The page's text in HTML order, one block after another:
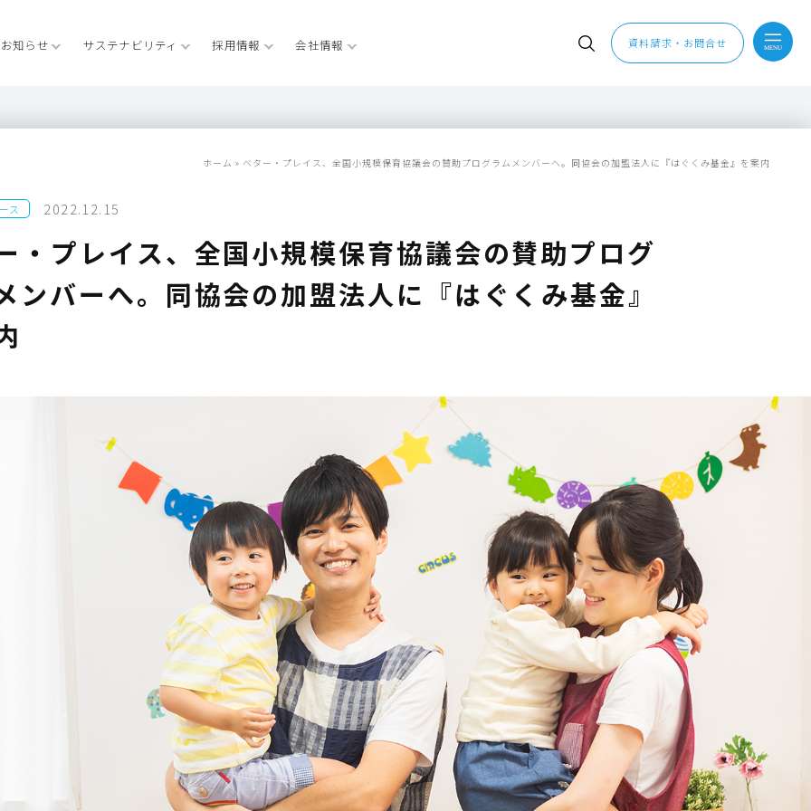
お知らせ サステナビリティ 採用情報 会社情報 資料請求・お問合せ
ホーム » ベター・プレイス、全国小規模保育協議会の賛助プログラムメンバーへ。同協会の加盟法人に『はぐくみ基金』を案内
ス 2022.12.15
・プレイス、全国小規模保育協議会の賛助プログ
ンバーへ。同協会の加盟法人に『はぐくみ基金』